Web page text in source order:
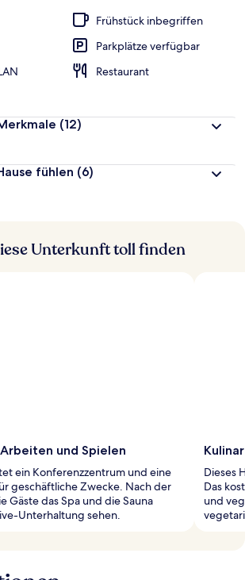
Frühstück inbegriffen
Parkplätze verfügbar
Restaurant
(12)
fühlen (6)
Unterkunft toll finden
und Spielen
ein Konferenzzentrum und eine
geschäftliche Zwecke. Nach der
Gäste das Spa und die Sauna
Unterhaltung sehen.
Dieses
Das
und